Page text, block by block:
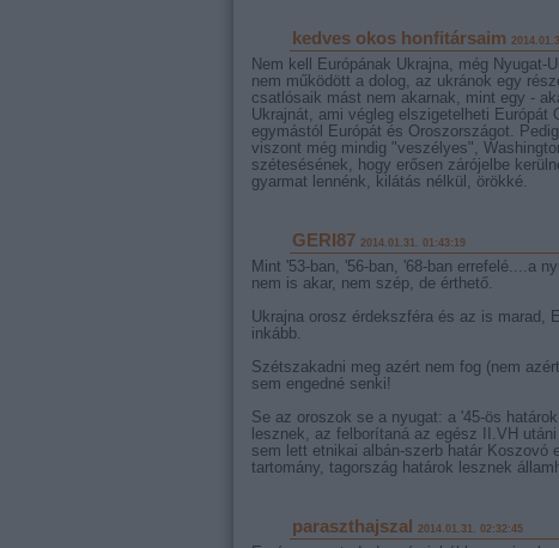
kedves okos honfitársaim
Nem kell Európának Ukrajna, még Nyugat-
nem működött a dolog, az ukránok egy
csatlósaik mást nem akarnak, mint egy -
Ukrajnát, ami végleg elszigetelheti
egymástól Európát és Oroszországot.
viszont még mindig "veszélyes",
szétesésének, hogy erősen zárójelbe
gyarmat lennénk, kilátás nélkül, örökké.
GERI87 2014.01.31. 01:43:19
Mint '53-ban, '56-ban, '68-ban errefelé....a
nem is akar, nem szép, de érthető.
Ukrajna orosz érdekszféra és az is marad,
inkább.
Szétszakadni meg azért nem fog (nem
sem engedné senki!
Se az oroszok se a nyugat: a '45-ös
lesznek, az felborítaná az egész II.VH
sem lett etnikai albán-szerb határ
tartomány, tagország határok lesznek
paraszthajszal 2014.01.31. 02:32:45